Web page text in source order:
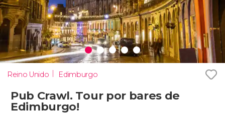
Reino Unido Edimburgo
Pub Crawl. Tour por bares de
Edimburgo!